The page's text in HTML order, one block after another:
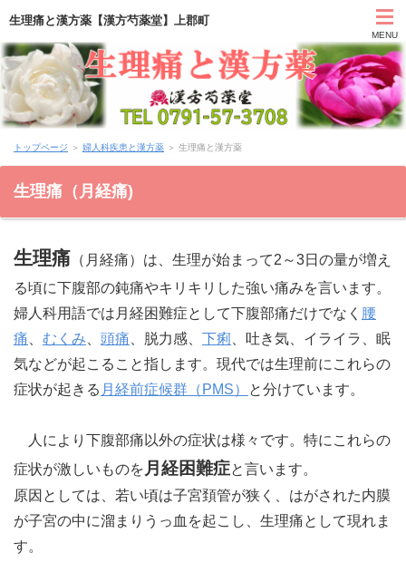
生理痛と漢方薬【漢方芍薬堂】上郡町
MENU
HOME
カウンセリング
アクセス
お問い合わせ
薬膳ブログ「日々塩梅」
上郡日記ブログ
トップページ ＞ 婦人科疾患と漢方薬 ＞ 生理痛と漢方薬
生理痛（月経痛)
生理痛 （月経痛）は、生理が始まって2～3日の量が増え
る頃に下腹部の鈍痛やキリキリした強い痛みを言います。
婦人科用語では月経困難症として下腹部痛だけでなく 腰
痛
むくみ 頭痛 、脱力感、 下痢 、吐き気、イライラ、眠
気などが起こること指します。現代では生理前にこれらの
症状が起きる 月経前症候群（PMS） と分けています。
人により下腹部痛以外の症状は様々です。特にこれらの
症状が激しいものを 月経困難症と言います。
原因としては、若い頃は子宮頚管が狭く、はがされた内膜
が子宮の中に溜まりうっ血を起こし、生理痛として現れま
す。